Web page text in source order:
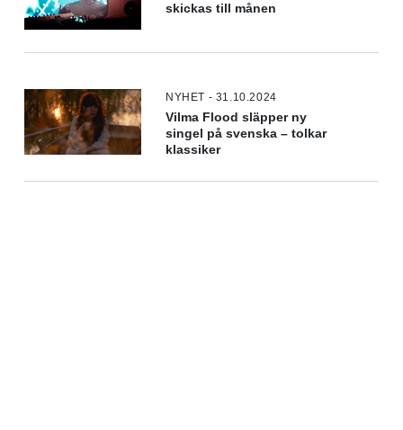
skickas till månen
NYHET - 31.10.2024
Vilma Flood släpper ny
singel på svenska – tolkar
klassiker